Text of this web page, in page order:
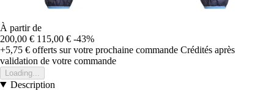
À partir de
200,00 € 115,00 € -43%
+5,75 € offerts sur votre prochaine commande Crédités après
validation de votre commande
Loading...
Description